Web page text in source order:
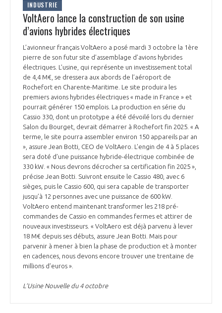
INDUSTRIE
VoltAero lance la construction de son usine
d’avions hybrides électriques
L’avionneur français VoltAero a posé mardi 3 octobre la 1ère
pierre de son futur site d’assemblage d’avions hybrides
électriques. L’usine, qui représente un investissement total
de 4,4 M€, se dressera aux abords de l’aéroport de
Rochefort en Charente-Maritime. Le site produira les
premiers avions hybrides électriques « made in France » et
pourrait générer 150 emplois. La production en série du
Cassio 330, dont un prototype a été dévoilé lors du dernier
Salon du Bourget, devrait démarrer à Rochefort fin 2025. « A
terme, le site pourra assembler environ 150 appareils par an
», assure Jean Botti, CEO de VoltAero. L’engin de 4 à 5 places
sera doté d’une puissance hybride-électrique combinée de
330 kW. « Nous devrons décrocher sa certification fin 2025 »,
précise Jean Botti. Suivront ensuite le Cassio 480, avec 6
sièges, puis le Cassio 600, qui sera capable de transporter
jusqu’à 12 personnes avec une puissance de 600 kW.
VoltAero entend maintenant transformer les 218 pré-
commandes de Cassio en commandes fermes et attirer de
nouveaux investisseurs. « VoltAero est déjà parvenu à lever
18 M€ depuis ses débuts, assure Jean Botti. Mais pour
parvenir à mener à bien la phase de production et à monter
en cadences, nous devons encore trouver une trentaine de
millions d’euros ».
L’Usine Nouvelle du 4 octobre